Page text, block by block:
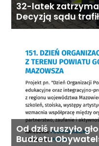
32-latek
Decyzją sądu
Od dziś ruszyło
Budżetu